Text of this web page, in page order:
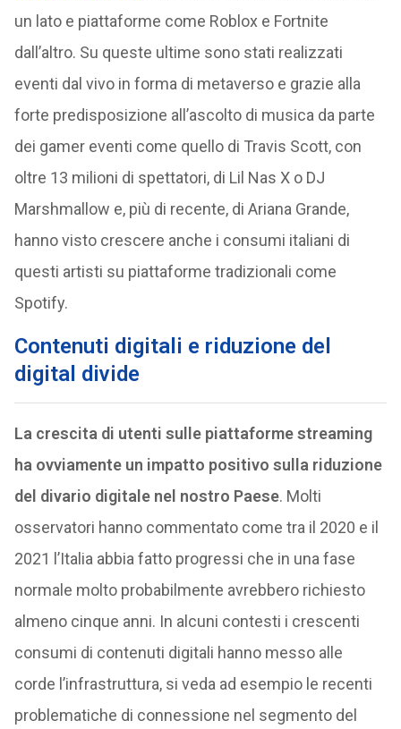
un lato e piattaforme come Roblox e Fortnite
dall’altro. Su queste ultime sono stati realizzati
eventi dal vivo in forma di metaverso e grazie alla
forte predisposizione all’ascolto di musica da parte
dei gamer eventi come quello di Travis Scott, con
oltre 13 milioni di spettatori, di Lil Nas X o DJ
Marshmallow e, più di recente, di Ariana Grande,
hanno visto crescere anche i consumi italiani di
questi artisti su piattaforme tradizionali come
Spotify.
Contenuti digitali e riduzione del
digital divide
La crescita di utenti sulle piattaforme streaming
ha ovviamente un impatto positivo sulla riduzione
del divario digitale nel nostro Paese. Molti
osservatori hanno commentato come tra il 2020 e il
2021 l’Italia abbia fatto progressi che in una fase
normale molto probabilmente avrebbero richiesto
almeno cinque anni. In alcuni contesti i crescenti
consumi di contenuti digitali hanno messo alle
corde l’infrastruttura, si veda ad esempio le recenti
problematiche di connessione nel segmento del